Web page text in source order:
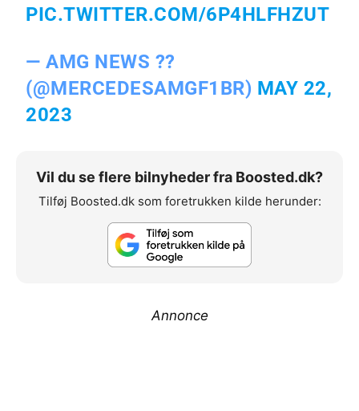
PIC.TWITTER.COM/6P4HLFHZUT
— AMG NEWS ??
(@MERCEDESAMGF1BR) MAY 22,
2023
Vil du se flere bilnyheder fra Boosted.dk?
Tilføj Boosted.dk som foretrukken kilde herunder:
Annonce